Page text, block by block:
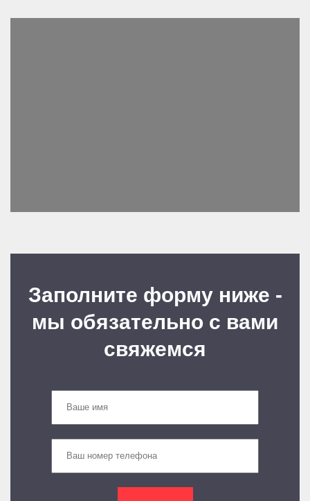
Заполните форму ниже -
мы обязательно с вами
свяжемся